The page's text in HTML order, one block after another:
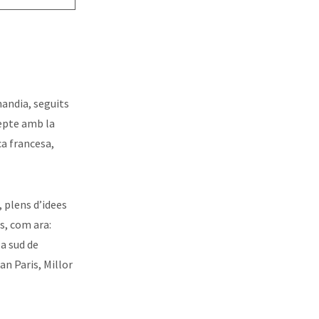
seguits
amb la
francesa,
d’idees
com ara:
sud de
Paris, Millor